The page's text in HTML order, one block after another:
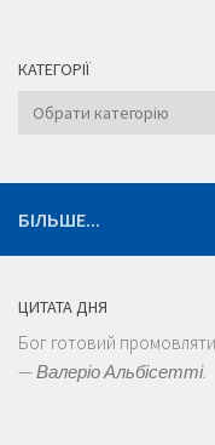
КАТЕГОРІЇ
Категорії
БІЛЬШЕ...
ЦИТАТА ДНЯ
Бог готовий
—Валеріо Альбісетті.